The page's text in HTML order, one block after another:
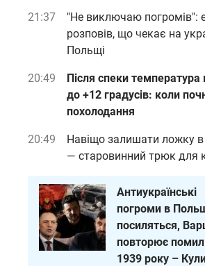
21:37
"Не виключаю погромів":
розповів, що чекає на
Польщі
20:49
Після спеки температура
до +12 градусів: коли
похолодання
20:49
Навіщо залишати ложку в
— старовинний трюк для
Антиукраїнські
погроми в
посиляться,
повторює
1939 року –